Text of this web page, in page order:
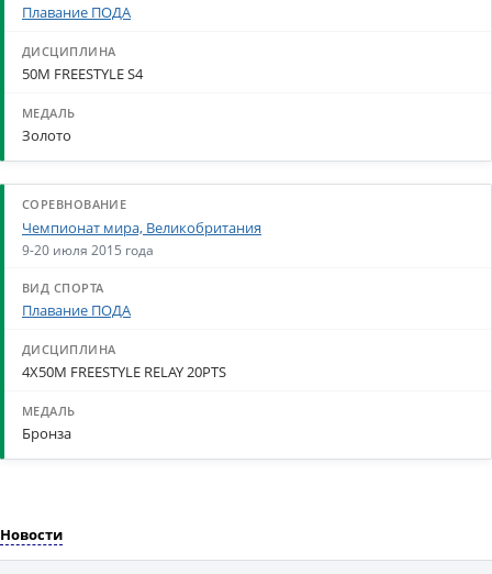
Плавание ПОДА
50M FREESTYLE S4
Золото
Чемпионат мира, Великобритания
9-20 июля 2015 года
Плавание ПОДА
4X50M FREESTYLE RELAY 20PTS
Бронза
Новости